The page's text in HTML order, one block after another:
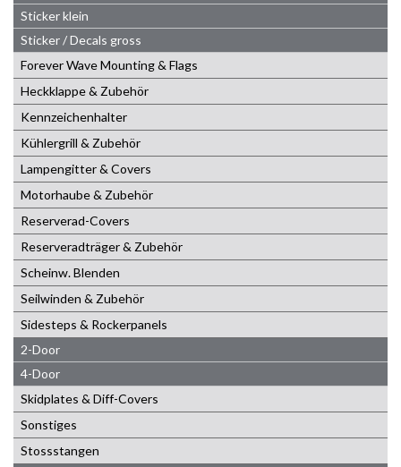
Sticker klein
Sticker / Decals gross
Forever Wave Mounting & Flags
Heckklappe & Zubehör
Kennzeichenhalter
Kühlergrill & Zubehör
Lampengitter & Covers
Motorhaube & Zubehör
Reserverad-Covers
Reserveradträger & Zubehör
Scheinw. Blenden
Seilwinden & Zubehör
Sidesteps & Rockerpanels
2-Door
4-Door
Skidplates & Diff-Covers
Sonstiges
Stossstangen